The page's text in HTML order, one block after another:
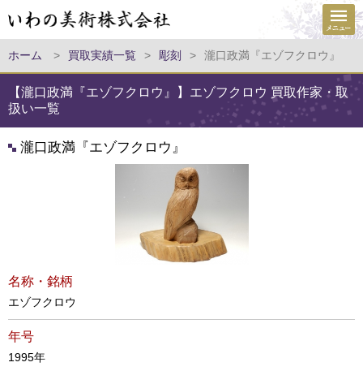
ホーム > 買取実績一覧 > 彫刻 > 瀧口政満『エゾフクロウ』
【瀧口政満『エゾフクロウ』】エゾフクロウ 買取作家・取
扱い一覧
瀧口政満『エゾフクロウ』
名称・銘柄
エゾフクロウ
年号
1995年